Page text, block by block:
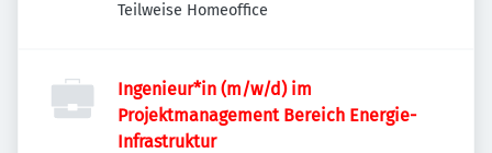
Teilweise Homeoffice
Ingenieur*in (m/w/d) im
Projektmanagement Bereich Energie-
Infrastruktur